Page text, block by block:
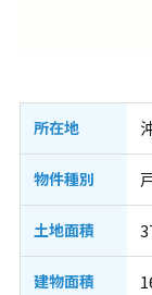
所在地
物件種別
土地面積
建物面積